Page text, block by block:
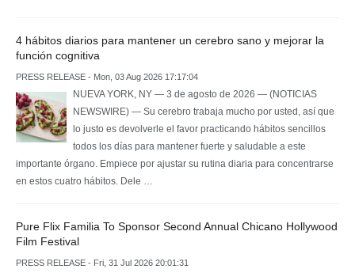
4 hábitos diarios para mantener un cerebro sano y mejorar la
función cognitiva
PRESS RELEASE - Mon, 03 Aug 2026 17:17:04
NUEVA YORK, NY — 3 de agosto de 2026 — (NOTICIAS
NEWSWIRE) — Su cerebro trabaja mucho por usted, así que
lo justo es devolverle el favor practicando hábitos sencillos
todos los días para mantener fuerte y saludable a este
importante órgano. Empiece por ajustar su rutina diaria para concentrarse
en estos cuatro hábitos. Dele …
Pure Flix Familia To Sponsor Second Annual Chicano Hollywood
Film Festival
PRESS RELEASE - Fri, 31 Jul 2026 20:01:31